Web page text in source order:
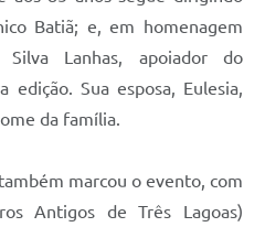
Batiã; e, em homenagem
Lanhas, apoiador do
Sua esposa, Eulesia,
da família.
marcou o evento, com
Antigos de Três Lagoas)